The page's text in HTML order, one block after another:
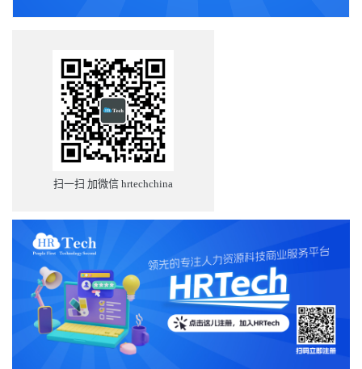
扫一扫 加微信 hrtechchina